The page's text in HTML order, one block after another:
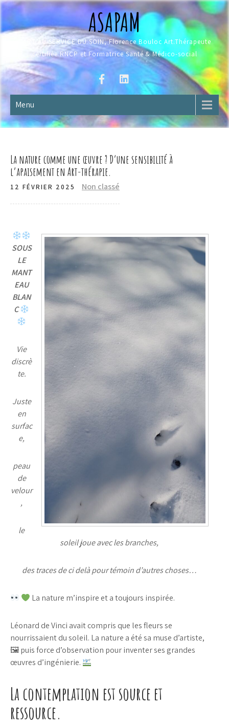
Skip
content
ASAPAM
L'ART AU SERVICE DU SOIN, Florence Bouloc Art.Thérapeute
certifiée RNCP et Formatrice Santé & Médico-social
Menu
La nature comme une œuvre ? D’une sensibilité à
l’apaisement en Art-thérapie.
12 FÉVRIER 2025 Non classé
SOUS
LE
MANT
EAU
BLAN
C
Vie
discrè
te.
Juste
en
surfac
e,
peau
de
velour
,
le
soleil joue avec les branches,
des traces de ci delà pour témoin d’autres choses…
La nature m’inspire et a toujours inspirée.
Léonard de Vinci avait compris que les fleurs se
nourrissaient du soleil. La nature a été sa muse d’artiste,
🖼 puis force d’observation pour inventer ses grandes
œuvres d’ingénierie.
La contemplation est source et
ressource.